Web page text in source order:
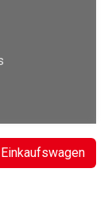
Einkaufswagen